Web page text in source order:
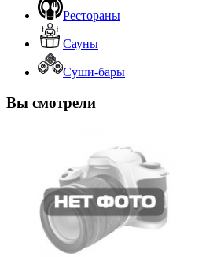
Рестораны
Сауны
Суши-бары
Вы смотрели